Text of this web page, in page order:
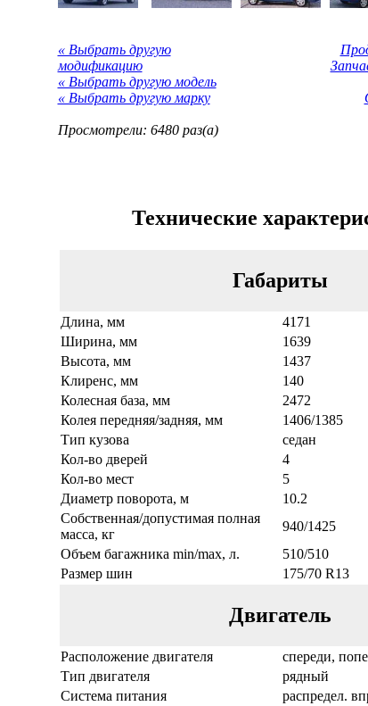
« Выбрать другую
модификацию
« Выбрать другую модель
« Выбрать другую марку
Просмотрели: 6480 раз(а)
Технические
Габариты
Длина, мм
4171
Ширина, мм
1639
Высота, мм
1437
Клиренс, мм
140
Колесная база, мм
2472
Колея передняя/задняя, мм
1406/1385
Тип кузова
седан
Кол-во дверей
4
Кол-во мест
5
Диаметр поворота, м
10.2
Собственная/допустимая полная
масса, кг
940/1425
Объем багажника min/max, л.
510/510
Размер шин
175/70 R13
Двигатель
Расположение двигателя
спереди,
Тип двигателя
рядный
Система питания
распредел.